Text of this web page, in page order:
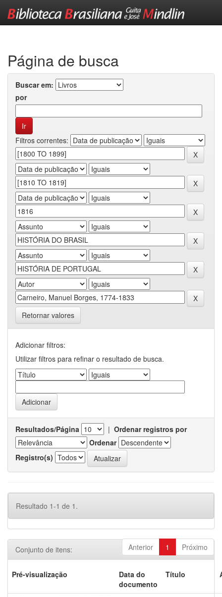
Página de busca
Buscar em:
por
Filtros correntes:
Retornar valores
Adicionar filtros:
Utilizar filtros para refinar o resultado de busca.
Resultados/Página | Ordenar registros por
Ordenar
Registro(s)
Resultado 1-1 de 1.
Anterior 1 Próximo
Conjunto de itens:
Pré-visualização
Data do
documento
Título